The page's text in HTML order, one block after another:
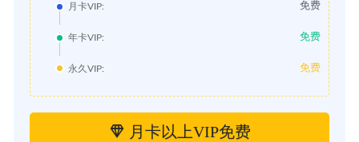
月卡VIP: 免费
年卡VIP: 免费
永久VIP: 免费
月卡以上VIP免费